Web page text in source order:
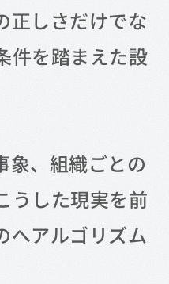
正しさだけでな
件を踏まえた設
象、組織ごとの
うした現実を前
へアルゴリズム